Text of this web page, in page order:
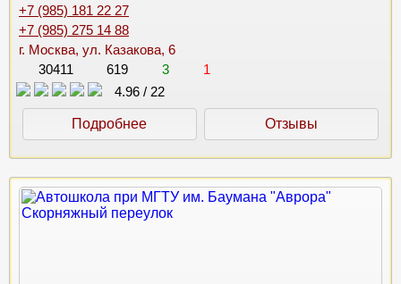
+7 (985) 181 22 27
+7 (985) 275 14 88
г. Москва, ул. Казакова, 6
30411
619 3
1
4.96 / 22
Подробнее Отзывы